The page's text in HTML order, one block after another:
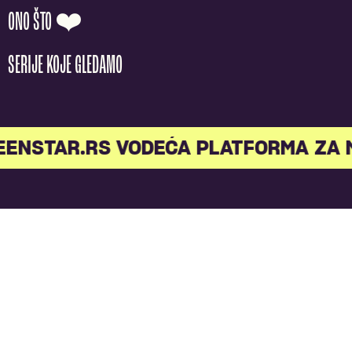
ONO ŠTO ❤️
SERIJE KOJE GLEDAMO
VODEĆA PLATFORMA ZA